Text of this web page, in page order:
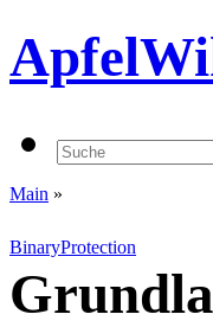
Main »
BinaryProtection